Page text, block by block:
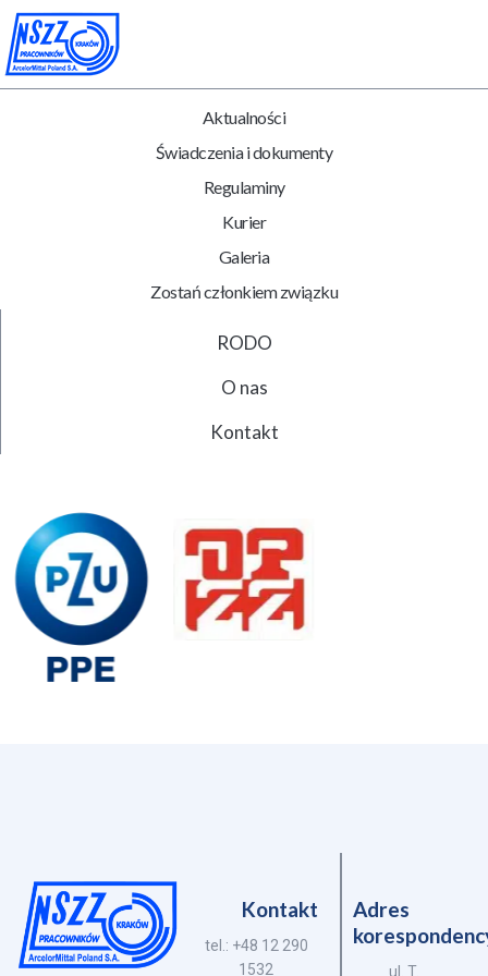
RODO
O nas
Kontakt
Aktualności
Świadczenia i dokumenty
Regulaminy
Kurier
Galeria
Zostań członkiem związku
Kontakt
tel.: +48 12 290
1532
Adres
ul. T.